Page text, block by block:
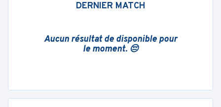
DERNIER MATCH
Aucun résultat de disponible pour
le moment. 😔